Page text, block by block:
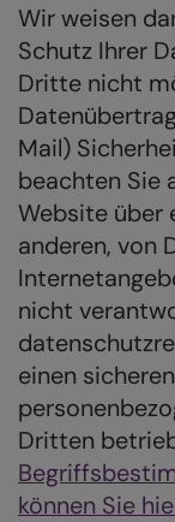
Wir weisen
Schutz Ihrer
Dritte nicht
Mail)
beachten Sie
Website über
anderen, von
nicht
einen
Dritten
können Sie